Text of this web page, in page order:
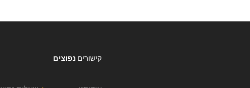
קישורים נפוצים